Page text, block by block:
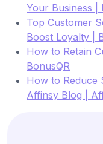
Your Business |
Top Customer
Boost Loyalty |
How to Retain
BonusQR
How to Reduce
Affinsy Blog |